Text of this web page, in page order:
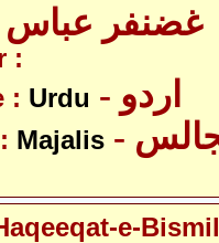
غضنفر
:
: Urdu - اردو
Majalis
e-